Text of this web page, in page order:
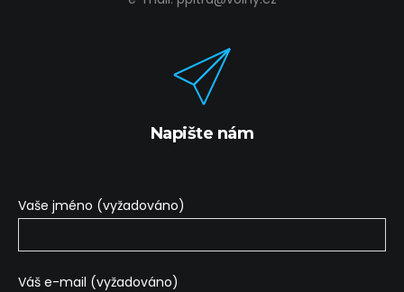
Napište nám
Vaše jméno (vyžadováno)
Váš e-mail (vyžadováno)